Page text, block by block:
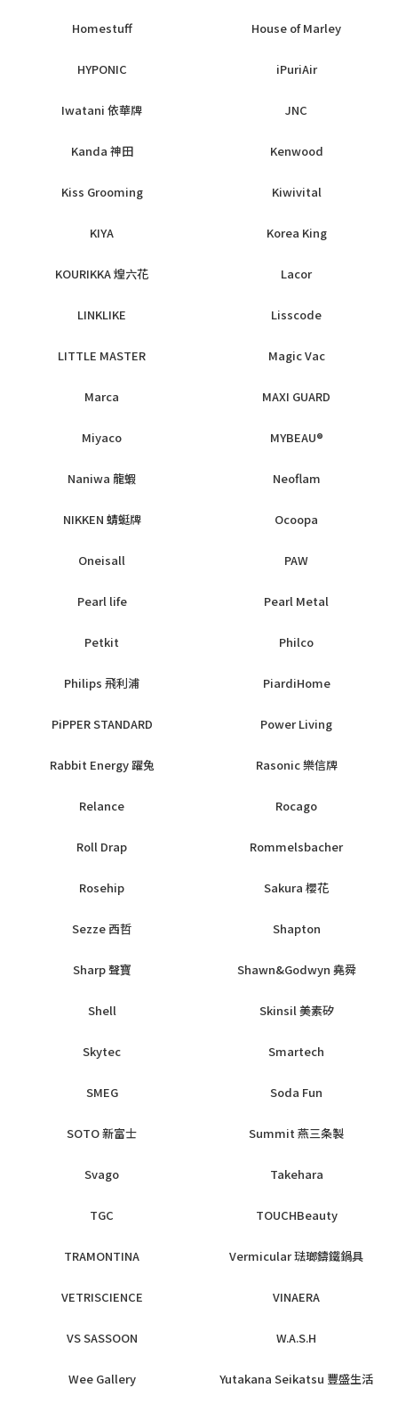
Homestuff House of Marley
HYPONIC iPuriAir
Iwatani 依華牌 JNC
Kanda 神田 Kenwood
Kiss Grooming Kiwivital
KIYA Korea King
KOURIKKA 煌六花 Lacor
LINKLIKE Lisscode
LITTLE MASTER Magic Vac
Marca MAXI GUARD
Miyaco MYBEAU®
Naniwa 龍蝦 Neoflam
NIKKEN 蜻蜓牌 Ocoopa
Oneisall PAW
Pearl life Pearl Metal
Petkit Philco
Philips 飛利浦 PiardiHome
PiPPER STANDARD Power Living
Rabbit Energy 躍兔 Rasonic 樂信牌
Relance Rocago
Roll Drap Rommelsbacher
Rosehip Sakura 櫻花
Sezze 西哲 Shapton
Sharp 聲寶 Shawn&Godwyn 堯舜
Shell Skinsil 美素矽
Skytec Smartech
SMEG Soda Fun
SOTO 新富士 Summit 燕三条製
Svago Takehara
TGC TOUCHBeauty
TRAMONTINA Vermicular 琺瑯鑄鐵鍋具
VETRISCIENCE VINAERA
VS SASSOON W.A.S.H
Wee Gallery Yutakana Seikatsu 豐盛生活